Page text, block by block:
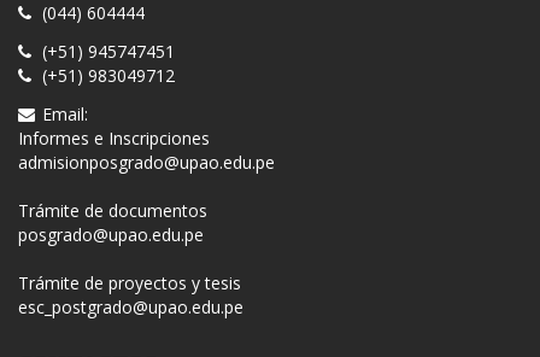
(044) 604444
(+51) 945747451
(+51) 983049712
Email:
Informes e Inscripciones
admisionposgrado@upao.edu.pe
Trámite de documentos
posgrado@upao.edu.pe
Trámite de proyectos y tesis
esc_postgrado@upao.edu.pe